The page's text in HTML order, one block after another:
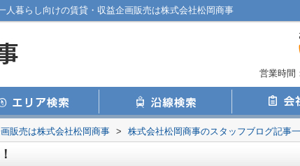
人暮らし向けの賃貸・収益企画販売は株式会社松岡商事
営業時間
販売は株式会社松岡商事 > 株式会社松岡商事のスタッフブログ記事